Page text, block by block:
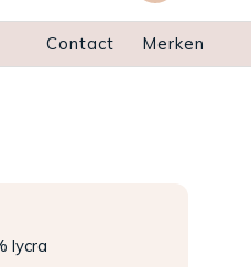
Contact Merken
lycra